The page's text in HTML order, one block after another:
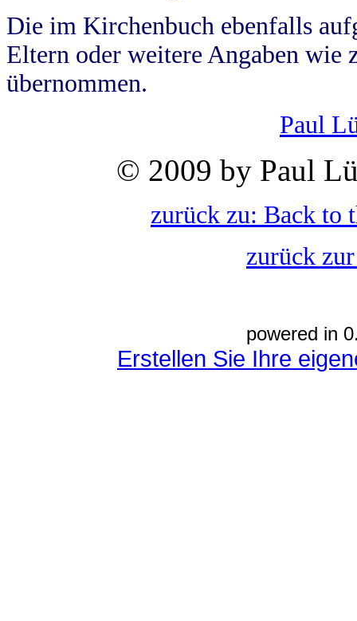
Die im Kirchenbuch ebenfalls
Eltern oder weitere Angaben wie
übernommen.
Paul
© 2009 by Paul
zurück zu: Back to
zurück
powered in
Erstellen Sie Ihre